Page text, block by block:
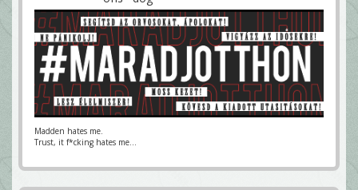
Madden hates me.
Trust, it f*cking hates me...